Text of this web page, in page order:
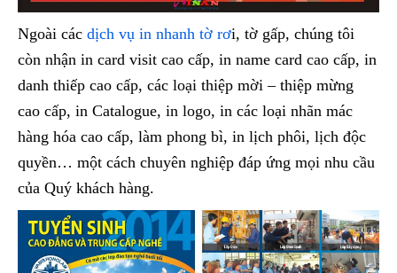
Ngoài các dịch vụ in nhanh tờ rơi, tờ gấp, chúng tôi
còn nhận in card visit cao cấp, in name card cao cấp, in
danh thiếp cao cấp, các loại thiệp mời – thiệp mừng
cao cấp, in Catalogue, in logo, in các loại nhãn mác
hàng hóa cao cấp, làm phong bì, in lịch phôi, lịch độc
quyền… một cách chuyên nghiệp đáp ứng mọi nhu cầu
của Quý khách hàng.